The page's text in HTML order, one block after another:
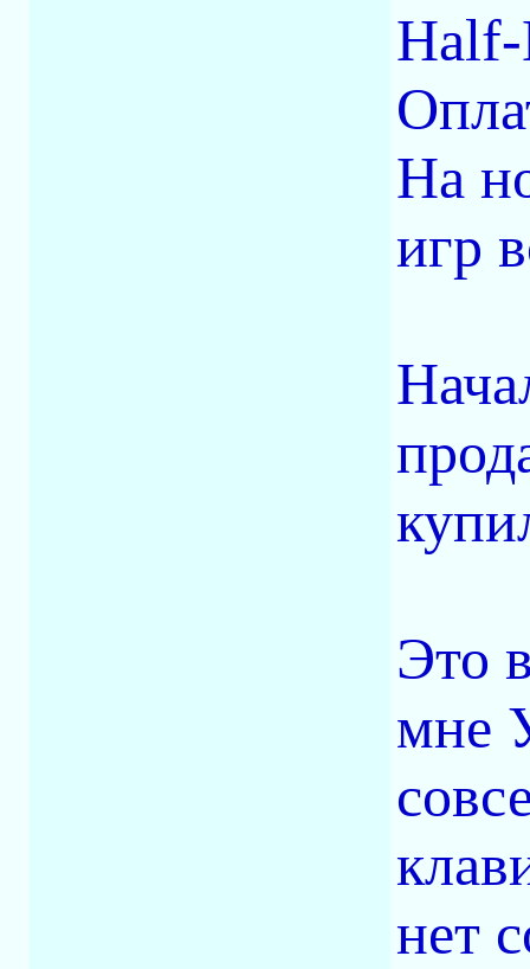
Half-
На
игр
Это
мне
нет